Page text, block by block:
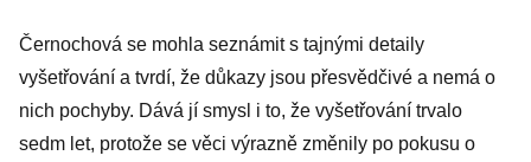
Černochová se mohla seznámit s tajnými detaily
vyšetřování a tvrdí, že důkazy jsou přesvědčivé a nemá o
nich pochyby. Dává jí smysl i to, že vyšetřování trvalo
sedm let, protože se věci výrazně změnily po pokusu o